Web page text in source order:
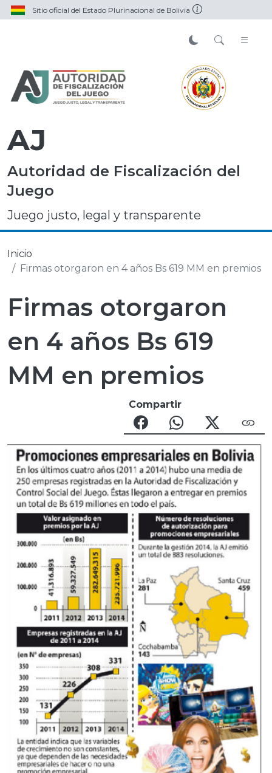
Sitio oficial del Estado Plurinacional de Bolivia
AJ
Autoridad de Fiscalización del
Juego
Juego justo, legal y transparente
Inicio
Firmas otorgaron en 4 años Bs 619 MM en premios
Firmas otorgaron
en 4 años Bs 619
MM en premios
Compartir